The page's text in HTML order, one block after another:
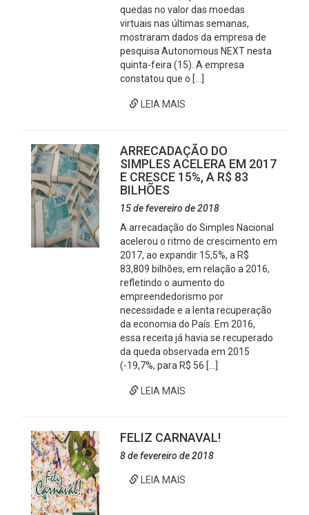
quedas no valor das moedas
virtuais nas últimas semanas,
mostraram dados da empresa de
pesquisa Autonomous NEXT nesta
quinta-feira (15). A empresa
constatou que o […]
LEIA MAIS
ARRECADAÇÃO DO
SIMPLES ACELERA EM 2017
E CRESCE 15%, A R$ 83
BILHÕES
15 de fevereiro de 2018
A arrecadação do Simples Nacional
acelerou o ritmo de crescimento em
2017, ao expandir 15,5%, a R$
83,809 bilhões, em relação a 2016,
refletindo o aumento do
empreendedorismo por
necessidade e a lenta recuperação
da economia do País. Em 2016,
essa receita já havia se recuperado
da queda observada em 2015
(-19,7%, para R$ 56 […]
LEIA MAIS
FELIZ CARNAVAL!
8 de fevereiro de 2018
LEIA MAIS